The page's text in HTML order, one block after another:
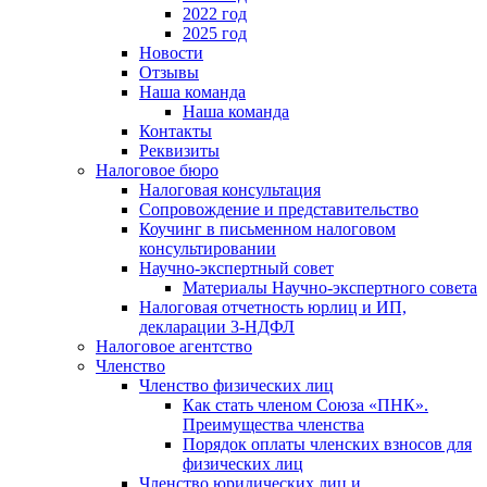
2022 год
2025 год
Новости
Отзывы
Наша команда
Наша команда
Контакты
Реквизиты
Налоговое бюро
Налоговая консультация
Cопровождение и представительство
Коучинг в письменном налоговом
консультировании
Научно-экспертный совет
Материалы Научно-экспертного совета
Налоговая отчетность юрлиц и ИП,
декларации 3-НДФЛ
Налоговое агентство
Членство
Членство физических лиц
Как стать членом Союза «ПНК».
Преимущества членства
Порядок оплаты членских взносов для
физических лиц
Членство юридических лиц и